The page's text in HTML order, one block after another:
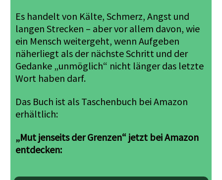
Es handelt von Kälte, Schmerz, Angst und
langen Strecken – aber vor allem davon, wie
ein Mensch weitergeht, wenn Aufgeben
näherliegt als der nächste Schritt und der
Gedanke „unmöglich“ nicht länger das letzte
Wort haben darf.
Das Buch ist als Taschenbuch bei Amazon
erhältlich:
„Mut jenseits der Grenzen“ jetzt bei Amazon
entdecken: